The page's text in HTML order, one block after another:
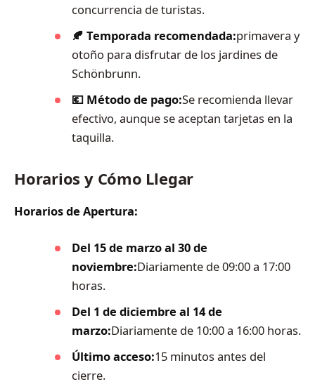
concurrencia de turistas.
🍂 Temporada recomendada:primavera y
otoño para disfrutar de los jardines de
Schönbrunn.
💶 Método de pago:Se recomienda llevar
efectivo, aunque se aceptan tarjetas en la
taquilla.
Horarios y Cómo Llegar
Horarios de Apertura:
Del 15 de marzo al 30 de
noviembre:Diariamente de 09:00 a 17:00
horas.
Del 1 de diciembre al 14 de
marzo:Diariamente de 10:00 a 16:00 horas.
Último acceso:15 minutos antes del
cierre.